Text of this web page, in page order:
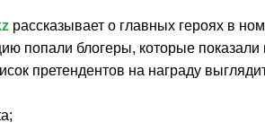
рассказывает о главных героях в
попали блогеры, которые показали
претендентов на награду